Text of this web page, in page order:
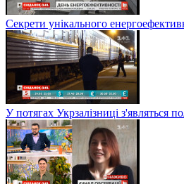
Секрети унікального
У потягах Укрзалізниці з'являться